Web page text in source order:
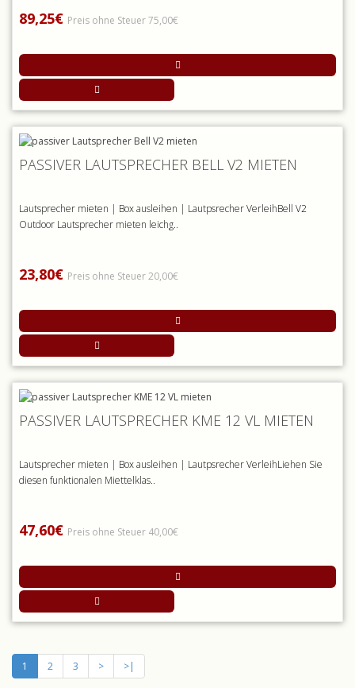
89,25€ Preis ohne Steuer 75,00€
PASSIVER LAUTSPRECHER BELL V2 MIETEN
Lautsprecher mieten | Box ausleihen | Lautpsrecher VerleihBell V2
Outdoor Lautsprecher mieten leichg..
23,80€ Preis ohne Steuer 20,00€
PASSIVER LAUTSPRECHER KME 12 VL MIETEN
Lautsprecher mieten | Box ausleihen | Lautpsrecher VerleihLiehen Sie
diesen funktionalen Miettelklas..
47,60€ Preis ohne Steuer 40,00€
1 2 3 > >|